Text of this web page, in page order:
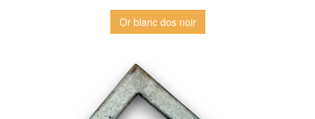
Or blanc dos noir